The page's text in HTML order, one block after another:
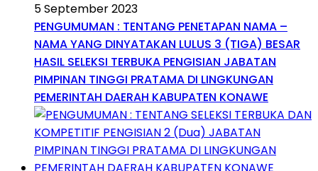
5 September 2023
PENGUMUMAN : TENTANG PENETAPAN NAMA –
NAMA YANG DINYATAKAN LULUS 3 (TIGA) BESAR
HASIL SELEKSI TERBUKA PENGISIAN JABATAN
PIMPINAN TINGGI PRATAMA DI LINGKUNGAN
PEMERINTAH DAERAH KABUPATEN KONAWE